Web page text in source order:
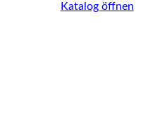
Katalog öffnen